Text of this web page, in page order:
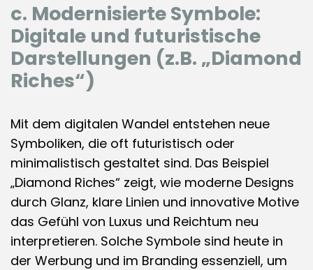
c. Modernisierte Symbole:
Digitale und futuristische
Darstellungen (z.B. „Diamond
Riches“)
Mit dem digitalen Wandel entstehen neue
Symboliken, die oft futuristisch oder
minimalistisch gestaltet sind. Das Beispiel
„Diamond Riches“ zeigt, wie moderne Designs
durch Glanz, klare Linien und innovative Motive
das Gefühl von Luxus und Reichtum neu
interpretieren. Solche Symbole sind heute in
der Werbung und im Branding essenziell, um